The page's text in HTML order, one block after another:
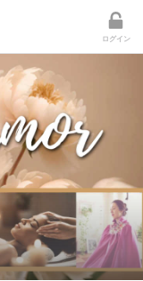
ログイン